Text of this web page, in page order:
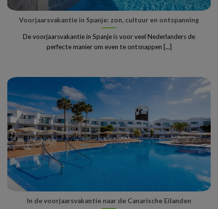
Voorjaarsvakantie in Spanje: zon, cultuur en ontspanning
De voorjaarsvakantie in Spanje is voor veel Nederlanders de
perfecte manier om even te ontsnappen [...]
In de voorjaarsvakantie naar de Canarische Eilanden